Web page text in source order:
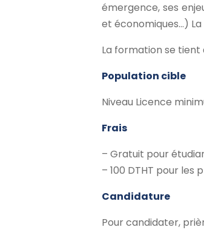
émergence, ses
et économiques…)
La formation se tient
Population cible
Niveau Licence
Frais
– Gratuit pour
– 100 DTHT pour les
Candidature
Pour candidater,